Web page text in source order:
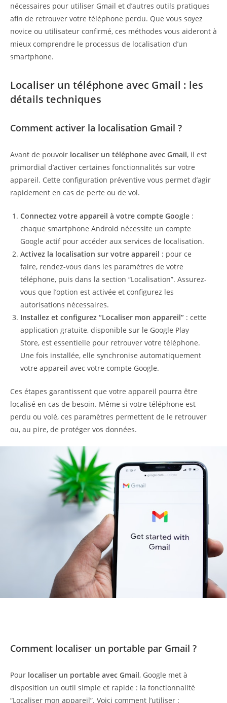
nécessaires pour utiliser Gmail et d’autres outils pratiques
afin de retrouver votre téléphone perdu. Que vous soyez
novice ou utilisateur confirmé, ces méthodes vous aideront à
mieux comprendre le processus de localisation d’un
smartphone.
Localiser un téléphone avec Gmail : les
détails techniques
Comment activer la localisation Gmail ?
Avant de pouvoir localiser un téléphone avec Gmail, il est
primordial d’activer certaines fonctionnalités sur votre
appareil. Cette configuration préventive vous permet d’agir
rapidement en cas de perte ou de vol.
Connectez votre appareil à votre compte Google :
chaque smartphone Android nécessite un compte
Google actif pour accéder aux services de localisation.
Activez la localisation sur votre appareil : pour ce
faire, rendez-vous dans les paramètres de votre
téléphone, puis dans la section “Localisation”. Assurez-
vous que l’option est activée et configurez les
autorisations nécessaires.
Installez et configurez “Localiser mon appareil” : cette
application gratuite, disponible sur le Google Play
Store, est essentielle pour retrouver votre téléphone.
Une fois installée, elle synchronise automatiquement
votre appareil avec votre compte Google.
Ces étapes garantissent que votre appareil pourra être
localisé en cas de besoin. Même si votre téléphone est
perdu ou volé, ces paramètres permettent de le retrouver
ou, au pire, de protéger vos données.
Comment localiser un portable par Gmail ?
Pour localiser un portable avec Gmail, Google met à
disposition un outil simple et rapide : la fonctionnalité
“Localiser mon appareil”. Voici comment l’utiliser :